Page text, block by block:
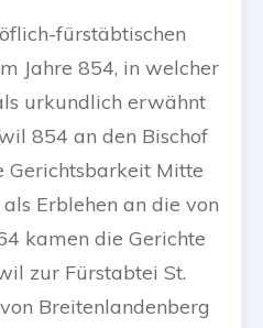
fürstäbtischen
Jahre 854, in welcher
urkundlich erwähnt
854 an den Bischof
Gerichtsbarkeit Mitte
Erblehen an die von
kamen die Gerichte
zur Fürstabtei St.
Breitenlandenberg